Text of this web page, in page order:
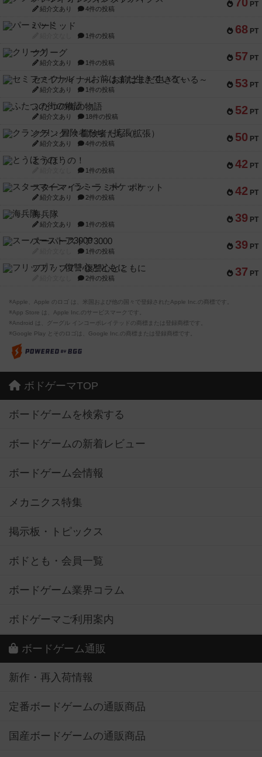
PT
紹介文あり 4件の投稿
68 PT
パーミッド
1件の投稿
57 PT
クリーグ
紹介文あり 1件の投稿
53 PT
セミファイナル ～お前はまだ生きている～
紹介文あり 1件の投稿
52 PT
ふたつの街の物語
紹介文あり 18件の投稿
50 PT
クランク! ：冒険者たち（拡張）
紹介文あり 4件の投稿
42 PT
とうほうの！
1件の投稿
42 PT
スターマイン・ラミー ポケット
紹介文あり 2件の投稿
39 PT
海兵隊
紹介文あり 1件の投稿
39 PT
スーパーストア3000
1件の投稿
37 PT
フリップ７：復讐心とともに
2件の投稿
※Apple、Apple のロゴ は、米国および他の国々で登録されたApple Inc.の商標です。
※App Store は、Apple Inc.のサービスマークです。
※Android は、グーグル インコーポレイテッドの商標または登録商標です。
※Google Play とそのロゴは、Google Inc.の商標または登録商標です。
ボドゲーマTOP
ボードゲームを検索する
ボードゲームの新着レビュー
ボードゲーム会情報
メカニクス特集
掲示板・トピックス
ボドとも・会員一覧
ボードゲーム業界コラム
ボドゲーマご利用案内
ボードゲーム通販
新作・再入荷情報
定番ボードゲームの通販商品
国産ボードゲームの通販商品